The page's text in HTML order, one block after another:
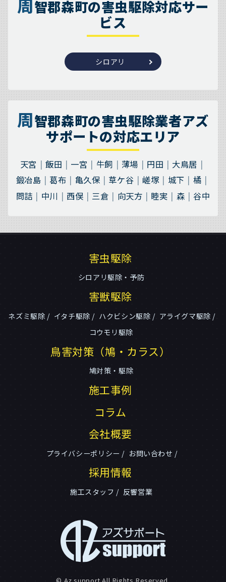
周智郡森町の害虫駆除対応サー
ビス
シロアリ
周智郡森町の害虫駆除業者アズ
サポートの対応エリア
天宮 飯田 一宮 牛飼 薄場 円田
大鳥居
鍛冶島
葛布 亀久保 草ケ谷 嵯塚 城下
橘
問詰
中川 西俣 三倉 向天方 睦実 森 谷中
害虫駆除
シロアリ駆除・予防
害獣駆除
ネズミ駆除 イタチ駆除 ハクビシン駆除
アライグマ駆除
コウモリ駆除
鳥害対策（鳩・カラス）
鳩対策・駆除
施工事例
コラム
会社概要
プライバシーポリシー お問い合わせ
採用情報
施工スタッフ 反響営業